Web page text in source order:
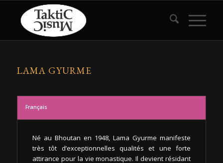
LAMA GYURME
Français
Né au Bhoutan en 1948, Lama Gyurme manifeste
très tôt d’exceptionnelles qualités et une forte
attirance pour la vie monastique. Il devient résidant